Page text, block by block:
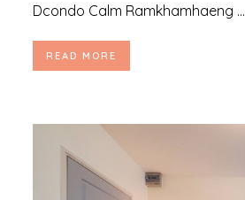
Dcondo Calm Ramkhamhaeng ...
READ MORE